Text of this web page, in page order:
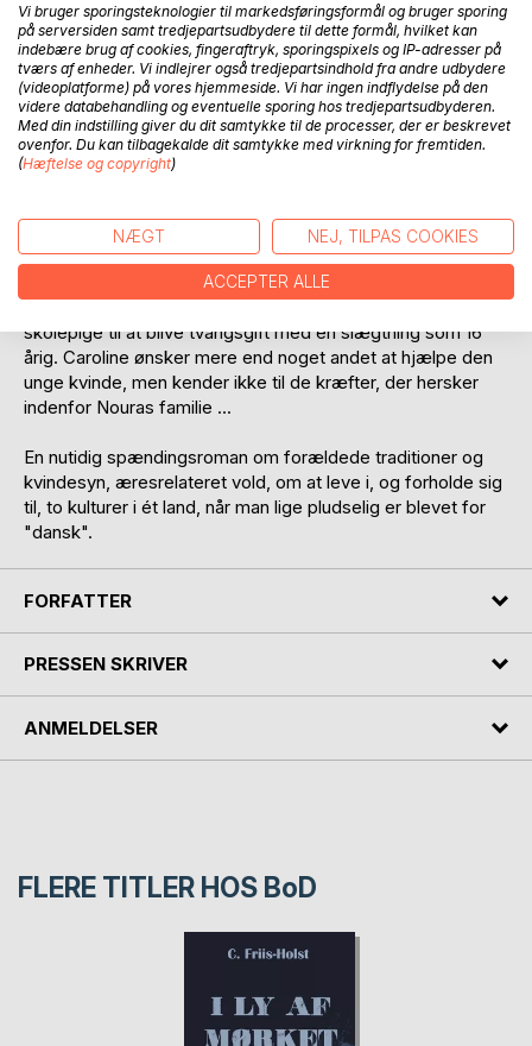
BESKRIVELSE
Den 31-årige freelance journalist Caroline Hennessy bliver
Bag opkaldene står den tyrkiske unge kvinde, Noura, der er
født og opvokset i Danmark. Caroline bliver mere og mere
involveret, efterhånden som Noura fortæller sin meget
skolepige til at blive tvangsgift med en slægtning som 16
årig. Caroline ønsker mere end noget andet at hjælpe den
unge kvinde, men kender ikke til de kræfter, der hersker
indenfor Nouras familie ...
En nutidig spændingsroman om forældede traditioner og
kvindesyn, æresrelateret vold, om at leve i, og forholde sig
til, to kulturer i ét land, når man lige pludselig er blevet for
"dansk".
FORFATTER
PRESSEN SKRIVER
ANMELDELSER
FLERE TITLER HOS BoD
Vi bruger sporingsteknologier til markedsføringsformål og bruger sporing
på serversiden samt tredjepartsudbydere til dette formål, hvilket kan
indebære brug af cookies, fingeraftryk, sporingspixels og IP-adresser på
tværs af enheder. Vi indlejrer også tredjepartsindhold fra andre udbydere
(videoplatforme) på vores hjemmeside. Vi har ingen indflydelse på den
videre databehandling og eventuelle sporing hos tredjepartsudbyderen.
Med din indstilling giver du dit samtykke til de processer, der er beskrevet
ovenfor. Du kan tilbagekalde dit samtykke med virkning for fremtiden.
(Hæftelse og copyright)
NÆGT NEJ, TILPAS COOKIES
ACCEPTER ALLE